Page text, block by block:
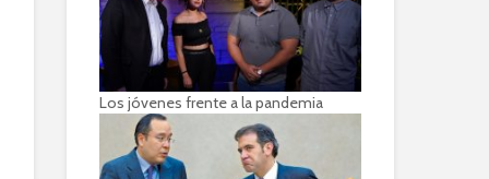
Los jóvenes frente a la pandemia